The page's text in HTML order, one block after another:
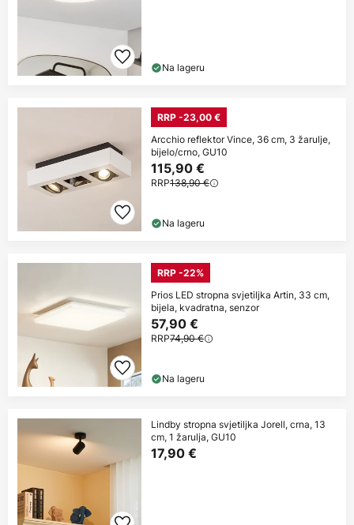
Na lageru
RRP -23,00 €
Arcchio reflektor Vince, 36 cm, 3 žarulje,
bijelo/crno, GU10
115,90 €
RRP138,90 €
Na lageru
RRP -22%
Prios LED stropna svjetiljka Artin, 33 cm,
bijela, kvadratna, senzor
57,90 €
RRP74,90 €
Na lageru
Lindby stropna svjetiljka Jorell, crna, 13
cm, 1 žarulja, GU10
17,90 €